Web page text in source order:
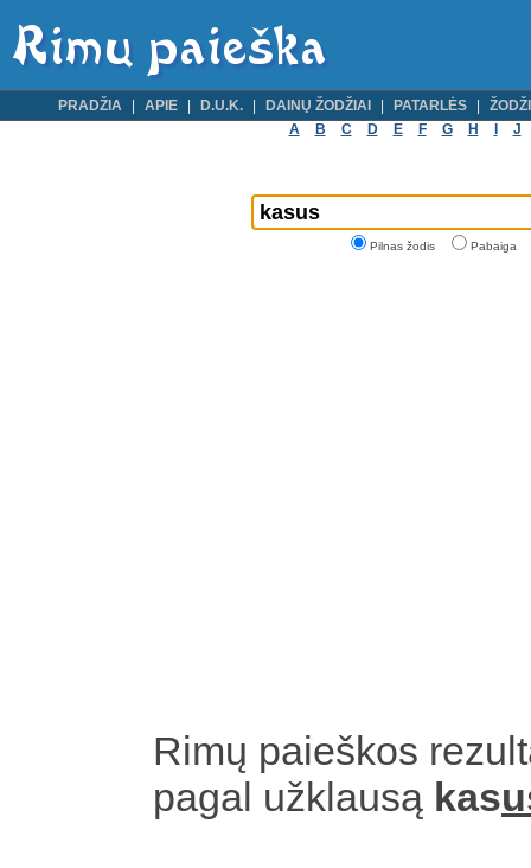
PRADŽIA APIE D.U.K. DAINŲ ŽODŽIAI PATARLĖS
A
B C D E F G H J
Pilnas žodis Pabaiga
Rimų paieškos
pagal užklausą kas